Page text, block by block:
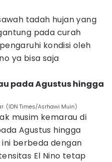
tadah hujan yang
pada curah
kondisi oleh
ya bisa saja
pada Agustus hingga
(IDN Times/Asrhawi Muin)
musim kemarau di
Agustus hingga
berbeda dengan
El Nino tetap